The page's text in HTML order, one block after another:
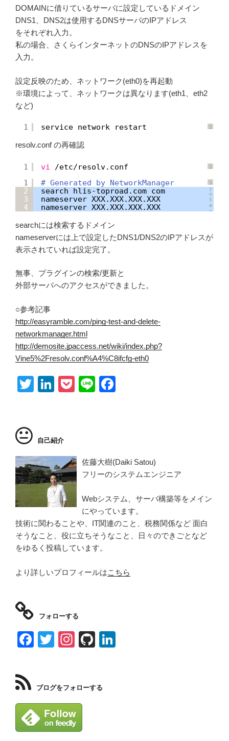
DOMAINに借りているサーバに設定しているドメイン
DNS1、DNS2は使用するDNSサーバのIPアドレス
をそれぞれ入力。
私の場合、さくらインターネットのDNSのIPアドレスを
入力。
設定反映のため、ネットワーク(eth0)を再起動
※環境によって、ネットワークは異なります(eth1、eth2
など)
S
i
l
i
g
h
t
e
い
て
1 service network restart
resolv.conf の再確認
S
t
a
x
H
i
g
g
h
1 vi /etc/resolv.conf
S
y
n
t
a
x
l
1
2
3
4
# Generated by
search hlis-toproad.com com
nameserver XXX.XXX.XXX.XXX
nameserver XXX.XXX.XXX.XXX
searchには検索するドメイン
nameserverには上で設定したDNS1/DNS2のIPアドレスが
表示されていれば設定完了。
無事、プラグインの検索/更新と
外部サーバへのアクセスができました。
○参考記事
http://easyramble.com/ping-test-and-delete-
networkmanager.html
http://demosite.jpaccess.net/wiki/index.php?
Vine5%2Fresolv.conf%A4%C8ifcfg-eth0
T
er
Li
e
dI
n
P
Li
o
o
k
自己紹介
佐藤大樹(Daiki Satou)
フリーのシステムエンジニア
Webシステム、サーバ構築等をメイン
にやっています。
技術に関わることや、IT関連のこと、税務関係など 面白
そうなこと、役に立ちそうなこと、日々のできごとなど
をゆるく投稿しています。
より詳しいプロフィールはこちら
フォローする
F
e
b
o
T
er
In
gr
a
m
Gi
b
ブログをフォローする